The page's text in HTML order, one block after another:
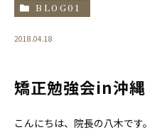
BLOG01
2018.04.18
矯正勉強会in沖縄
こんにちは、院長の八木です。